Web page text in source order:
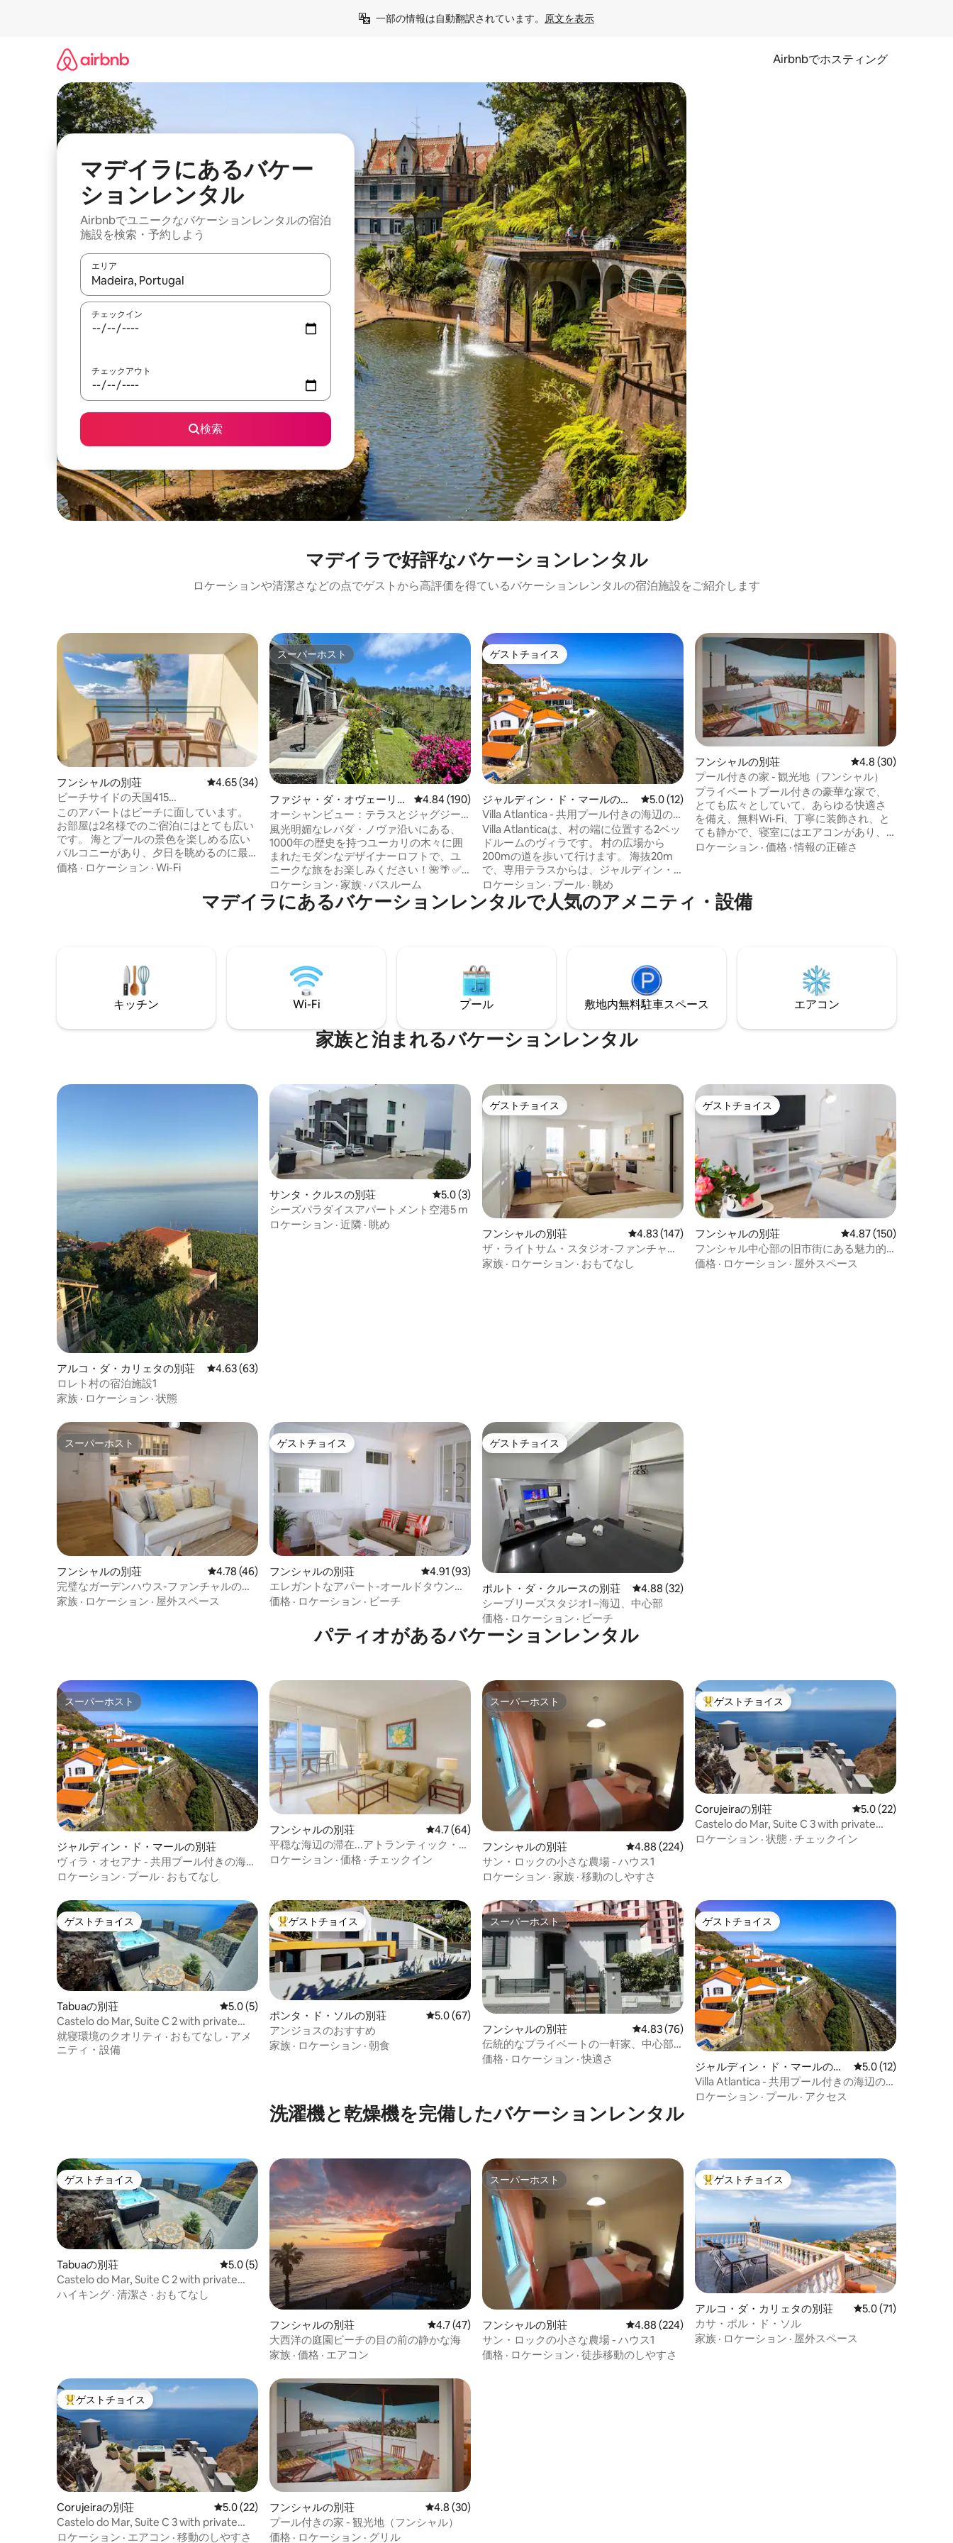
一部の情報は自動翻訳されています。 原文を表示
Airbnbでホスティング
マデイラにあるバケー
ションレンタル
Airbnbでユニークなバケーションレンタルの宿泊
施設を検索・予約しよう
エリア
検索結果が表示されたら、上下の矢印キーを使って移動するか、画面をタッチまたはスワイプして検索結果を確認することができます。
チェックイン
チェックアウト
検索
マデイラで好評なバケーションレンタル
ロケーションや清潔さなどの点でゲストから高評価を得ているバケーションレンタルの宿泊施設をご紹介します
フンシャルの別荘 レビュー34件、5つ星中4.65つ星の平均評価
4.65 (34)
ビーチサイドの天国415
atlanticgardensbeach.com
このアパートはビーチに面しています。
お部屋は2名様でのご宿泊にはとても広い
です。 海とプールの景色を楽しめる広い
バルコニーがあり、夕日を眺めるのに最
適です。 このアパートには水道水にフィ
とても近いです。ビーチサイドウォーク
を楽しめる長い遊歩道。天然の岩のプー
トのうちの1つです。すべてのユニットは
価格 · ロケーション · Wi-Fi
スーパーホスト
スーパーホスト
ファジャ・ダ・オヴェーリャ
の別荘
レビュー190件、5つ星中4.84つ星の平均評価
4.84 (190)
オーシャンビュー：テラスとジャグジー
付きの豪華なロフト
風光明媚なレバダ・ノヴァ沿いにある、
1000年の歴史を持つユーカリの木々に囲
まれたモダンなデザイナーロフトで、ユ
ニークな旅をお楽しみください！🌺🌴 ✅
穏やかな隠れ家としての息をのむような
オーシャンビュー リモートワークに最適
な✅高速インターネット ✅ リラックスで
ァに✅直接アクセスできるので、景色の良
いハイキングができます マデイラ島南西
部で冒険と静寂を発見しましょう！
ロケーション · 家族 · バスルーム
ゲストチョイス
ゲストチョイス
ジャルディン・ド・マールの別
荘
レビュー12件、5つ星中5.0つ星の平均評価
5.0 (12)
Villa Atlantica - 共用プール付きの海辺のヴ
ィラ
Villa Atlanticaは、村の端に位置する2ベッ
ドルームのヴィラです。 村の広場から
200mの道を歩いて行けます。 海抜20m
で、専用テラスからは、ジャルディン・
ド・マールのサーフブレイクとパウロ・
ド・マールまでの海岸沿いの180度の海を
一望できます。 西に面しているため、壮
と、やや低いテラスでプールと庭を共有
しています。
ロケーション · プール · 眺め
フンシャルの別荘 レビュー30件、5つ
4.8 (30)
プール付きの家 - 観光地（フンシャル）
プライベートプール付きの豪華な家で、
とても広々としていて、あらゆる快適さ
を備え、無料Wi-Fi、丁寧に装飾され、と
ても静かで、寝室にはエアコンがあり、
家族旅行や友達のグループに最適です。
常に近く、ホテル、レストラン、ナイト
クラブ、ビーチ、遊歩道、バー、ショッ
ロケーション · 価格 ·情報の正確さ
マデイラにあるバケーションレンタルで人気のアメニティ・設備
キッチン Wi-Fi プール 敷地内無料駐⁠車ス⁠ペ⁠ー⁠ス エアコン
家族と泊まれるバケーションレンタル
アルコ・ダ・カリェタの別荘 レビュー63件、5つ星中4.63つ星の平均評価
4.63 (63)
ロレト村の宿泊施設1
家族 · ロケーション · 状態
サンタ・クルスの別荘 レビュー3件、5つ星中5.0つ星の平均評価
5.0 (3)
シーズパラダイスアパートメント空港5 m
ロケーション · 近隣 · 眺め
ゲストチョイス
ゲストチョイス
フンシャルの別荘 レビュー147件、5つ星中4.83つ星の平均評価
4.83 (147)
ザ・ライトサム・スタジオ-ファンチャル
の中心にある旧市街
家族 · ロケーション · おもてなし
ゲストチョイス
ゲストチョイス
フンシャルの別荘 レビュー150件、5つ
4.87 (150)
フンシャル中心部の旧市街にある魅力的
なアパート
価格 · ロケーション · 屋外スペース
スーパーホスト
スーパーホスト
フンシャルの別荘 レビュー46件、5つ星中4.78つ星の平均評価
4.78 (46)
完璧なガーデンハウス-ファンチャルの中
心部にある旧市街
家族 · ロケーション · 屋外スペース
ゲストチョイス
ゲストチョイス
フンシャルの別荘 レビュー93件、5つ星中4.91つ星の平均評価
4.91 (93)
エレガントなアパート-オールドタウン・
バイ・オブ・フンシャル
価格 · ロケーション · ビーチ
ゲストチョイス
ゲストチョイス
ポルト・ダ・クルースの別荘 レビュー32件、5つ星中4.88つ星の平均評価
4.88 (32)
シーブリーズスタジオI –海辺、中心部
価格 · ロケーション · ビーチ
パティオがあるバケーションレンタル
スーパーホスト
スーパーホスト
ジャルディン・ド・マールの別荘
ヴィラ・オセアナ - 共用プール付きの海辺
のヴィラ
ロケーション · プール · おもてなし
フンシャルの別荘 レビュー64件、5つ星中4.7つ星の平均評価
4.7 (64)
平穏な海辺の滞在...アトランティック・ガ
ーデンズ・ビーチ410
ロケーション · 価格 · チェックイン
スーパーホスト
スーパーホスト
フンシャルの別荘 レビュー224件、5つ星中4.88つ星の平均評価
4.88 (224)
サン・ロックの小さな農場 - ハウス1
ロケーション · 家族 · 移動のしやすさ
大好評のゲストチョイスです。
ゲストチョイス
Corujeiraの別荘 レビュー22件、5つ
5.0 (22)
Castelo do Mar, Suite C 3 with private
Jacuzzi
ロケーション · 状態 · チェックイン
ゲストチョイス
ゲストチョイス
Tabuaの別荘 レビュー5件、5つ星中5.0つ星の平均評価
5.0 (5)
Castelo do Mar, Suite C 2 with private
jacuzzi
就寝環境のクオリティ · おもてなし · アメ
ニティ・設備
大好評のゲストチョイスです。
ゲストチョイス
ポンタ・ド・ソルの別荘 レビュー67件、5つ星中5.0つ星の平均評価
5.0 (67)
アンジョスのおすすめ
家族 · ロケーション · 朝食
スーパーホスト
スーパーホスト
フンシャルの別荘 レビュー76件、5つ星中4.83つ星の平均評価
4.83 (76)
伝統的なプライベートの一軒家、中心部
まで10分
価格 · ロケーション ·快適さ
ゲストチョイス
ゲストチョイス
ジャルディン・ド・マールの別
荘
レビュー12件、5つ
5.0 (12)
Villa Atlantica - 共用プール付きの海辺のヴ
ィラ
ロケーション · プール · アクセス
洗濯機と乾燥機を完備したバケーションレンタル
ゲストチョイス
ゲストチョイス
Tabuaの別荘 レビュー5件、5つ星中5.0つ星の平均評価
5.0 (5)
Castelo do Mar, Suite C 2 with private
jacuzzi
ハイキング · 清潔さ · おもてなし
フンシャルの別荘 レビュー47件、5つ星中4.7つ星の平均評価
4.7 (47)
大西洋の庭園ビーチの目の前の静かな海
家族 · 価格 · エアコン
スーパーホスト
スーパーホスト
フンシャルの別荘 レビュー224件、5つ星中4.88つ星の平均評価
4.88 (224)
サン・ロックの小さな農場 - ハウス1
価格 · ロケーション · 徒歩移動のしやすさ
大好評のゲストチョイスです。
ゲストチョイス
アルコ・ダ・カリェタの別荘 レビュー71件、5つ
5.0 (71)
カサ・ポル・ド・ソル
家族 · ロケーション · 屋外スペース
大好評のゲストチョイスです。
ゲストチョイス
Corujeiraの別荘 レビュー22件、5つ星中5.0つ星の平均評価
5.0 (22)
Castelo do Mar, Suite C 3 with private
Jacuzzi
ロケーション · エアコン · 移動のしやすさ
フンシャルの別荘 レビュー30件、5つ星中4.8つ星の平均評価
4.8 (30)
プール付きの家 - 観光地（フンシャル）
価格 · ロケーション · グリル